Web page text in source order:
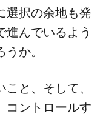
選択の余地も発
進んでいるよう
か。
と、そして、
コントロールす